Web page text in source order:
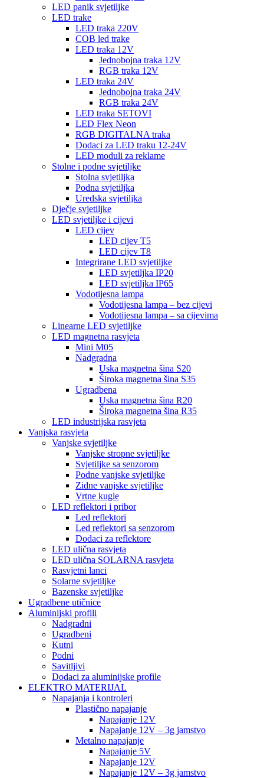
LED panik svjetiljke
LED trake
LED traka 220V
COB led trake
LED traka 12V
Jednobojna traka 12V
RGB traka 12V
LED traka 24V
Jednobojna traka 24V
RGB traka 24V
LED traka SETOVI
LED Flex Neon
RGB DIGITALNA traka
Dodaci za LED traku 12-24V
LED moduli za reklame
Stolne i podne svjetiljke
Stolna svjetiljka
Podna svjetiljka
Uredska svjetiljka
Dječje svjetiljke
LED svjetiljke i cijevi
LED cijev
LED cijev T5
LED cijev T8
Integrirane LED svjetiljke
LED svjetiljka IP20
LED svjetiljka IP65
Vodotijesna lampa
Vodotijesna lampa – bez cijevi
Vodotijesna lampa – sa cijevima
Linearne LED svjetiljke
LED magnetna rasvjeta
Mini M05
Nadgradna
Uska magnetna šina S20
Široka magnetna šina S35
Ugradbena
Uska magnetna šina R20
Široka magnetna šina R35
LED industrijska rasvjeta
Vanjska rasvjeta
Vanjske svjetiljke
Vanjske stropne svjetiljke
Svjetiljke sa senzorom
Podne vanjske svjetiljke
Zidne vanjske svjetiljke
Vrtne kugle
LED reflektori i pribor
Led reflektori
Led reflektori sa senzorom
Dodaci za reflektore
LED ulična rasvjeta
LED ulična SOLARNA rasvjeta
Rasvjetni lanci
Solarne svjetiljke
Bazenske svjetiljke
Ugradbene utičnice
Aluminijski profili
Nadgradni
Ugradbeni
Kutni
Podni
Savitljivi
Dodaci za aluminijske profile
ELEKTRO MATERIJAL
Napajanja i kontroleri
Plastično napajanje
Napajanje 12V
Napajanje 12V – 3g jamstvo
Metalno napajanje
Napajanje 5V
Napajanje 12V
Napajanje 12V – 3g jamstvo